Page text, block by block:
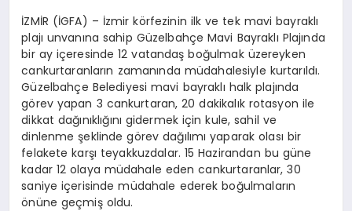
HABERLER
MAGAZIN
SAĞLIK
İZMİR (İGFA) – İzmir körfezinin ilk ve tek mavi bayraklı
plajı unvanına sahip Güzelbahçe Mavi Bayraklı Plajında
bir ay içeresinde 12 vatandaş boğulmak üzereyken
cankurtaranların zamanında müdahalesiyle kurtarıldı.
Güzelbahçe Belediyesi mavi bayraklı halk plajında
görev yapan 3 cankurtaran, 20 dakikalık rotasyon ile
dikkat dağınıklığını gidermek için kule, sahil ve
dinlenme şeklinde görev dağılımı yaparak olası bir
felakete karşı teyakkuzdalar. 15 Hazirandan bu güne
kadar 12 olaya müdahale eden cankurtaranlar, 30
saniye içerisinde müdahale ederek boğulmaların
önüne geçmiş oldu.